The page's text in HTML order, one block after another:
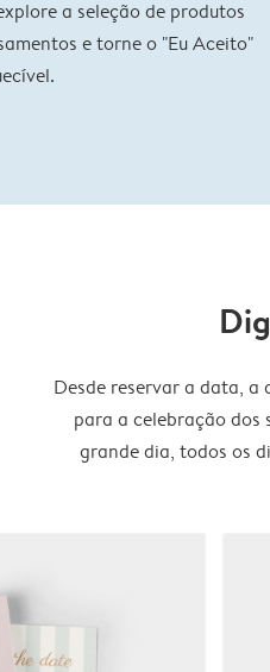
a seleção de produtos
e torne o "Eu Aceito"
Desde reservar a data,
para a celebração dos
grande dia, todos os